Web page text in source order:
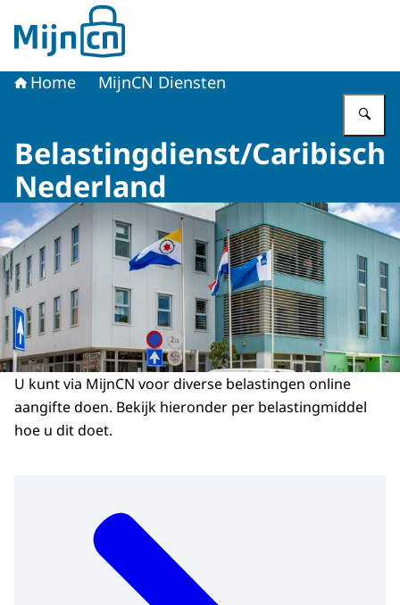
Naar de homepage van MijnCN
Home MijnCN Diensten
Belastingdienst/Caribisch
Nederland
U kunt via MijnCN voor diverse belastingen online
aangifte doen. Bekijk hieronder per belastingmiddel
hoe u dit doet.